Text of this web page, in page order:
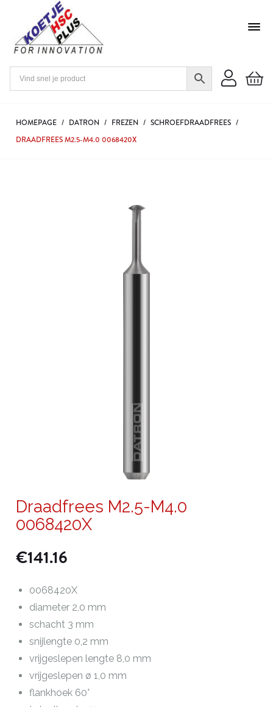
HOMEPAGE / DATRON / FREZEN / SCHROEFDRAADFREES /
DRAADFREES M2.5-M4.0 0068420X
Draadfrees M2.5-M4.0
0068420X
€141.16
0068420X
diameter 2,0 mm
schacht 3 mm
snijlengte 0,2 mm
vrijgeslepen lengte 8,0 mm
vrijgeslepen ø 1,0 mm
flankhoek 60°